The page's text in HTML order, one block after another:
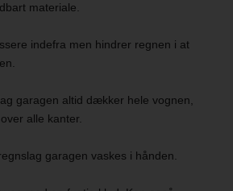
materiale.
indefra men hindrer regnen i at
garagen altid dækker hele vognen,
alle kanter.
garagen vaskes i hånden.